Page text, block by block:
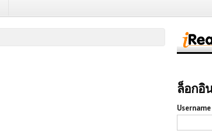
ล็อกอิน